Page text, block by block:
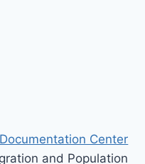
Documentation Center
and Population